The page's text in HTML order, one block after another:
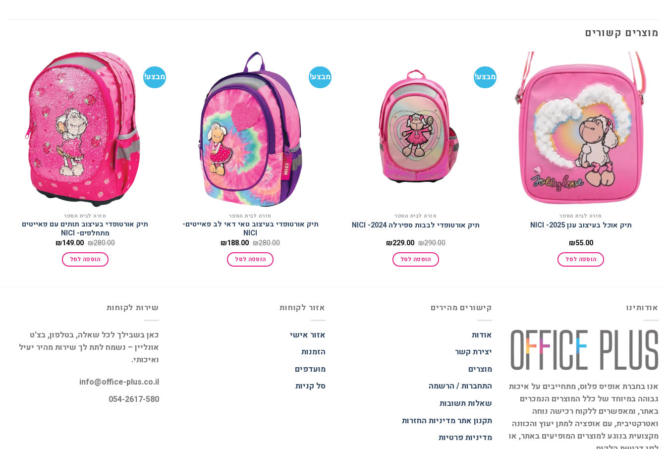
מוצרים קשורים
הוסף
למועדפים
חזרה לבית הספר
תיק אוכל בעיצוב ענן 2025- NICI
₪55.00
הוספה לסל
מבצע!
חזרה לבית הספר
תיק אורטופדי לבבות ספירלה 2024- NICI
₪290.00 המחיר
היה:
₪290.00.
₪229.00
הוספה לסל
מבצע!
חזרה לבית הספר
תיק אורטופדי בעיצוב טאי דאי לב פאייטים-
NICI
₪280.00 המחיר
היה:
₪280.00.
₪188.00 המחיר
הוספה לסל
מבצע!
חזרה לבית הספר
תיק אורטופדי בעיצוב תותים עם פאייטים
מתחלפים- NICI
₪280.00 המחיר
היה:
₪280.00.
₪149.00
הוספה לסל
אודותינו
אנו בחברת אופיס פלוס, מתחייבים על איכות
גבוהה במיוחד של כלל המוצרים הנמכרים
באתר, ומאפשרים ללקוח רכישה נוחה
ואטרקטיבית, עם אופציה למתן יעוץ והכוונה
מקצועית בנוגע למוצרים המופיעים באתר, או
קישורים מהירים
אודות
יצירת קשר
מוצרים
התחברות / הרשמה
שאלות תשובות
תקנון אתר מדיניות החזרות
מדיניות פרטיות
אזור לקוחות
אזור אישי
הזמנות
מועדפים
סל קניות
שירות לקוחות
כאן בשבילך לכל שאלה, בטלפון, בצ’ט
אונליין – נשמח לתת לך שירות מהיר יעיל
ואיכותי.
info@office-plus.co.il
054-2617-580